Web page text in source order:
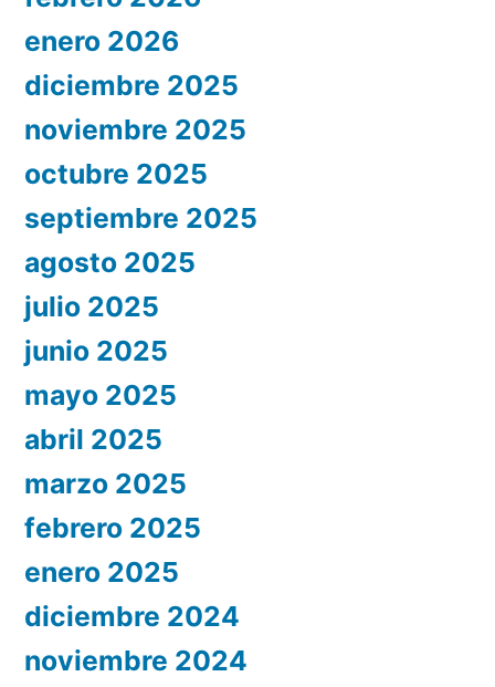
enero 2026
diciembre 2025
noviembre 2025
octubre 2025
septiembre 2025
agosto 2025
julio 2025
junio 2025
mayo 2025
abril 2025
marzo 2025
febrero 2025
enero 2025
diciembre 2024
noviembre 2024